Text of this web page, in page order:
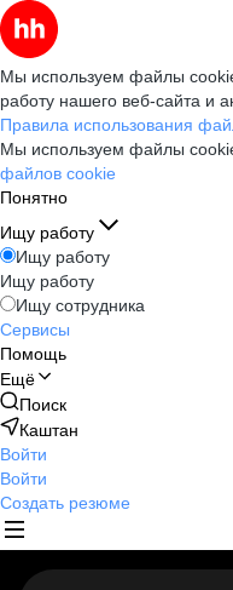
Мы используем файлы
работу нашего веб-сайта и
Правила использования
Мы используем файлы
файлов cookie
Понятно
Ищу работу
Ищу работу
Ищу работу
Ищу сотрудника
Сервисы
Помощь
Ещё
Поиск
Каштан
Войти
Войти
Создать резюме